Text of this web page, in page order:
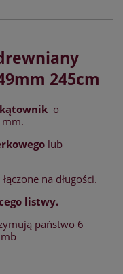
245cm
kątownik o
mm.
lub
na długości.
listwy.
państwo 6